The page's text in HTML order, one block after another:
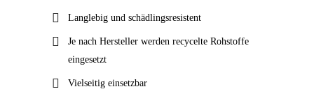
Langlebig und schädlingsresistent
Je nach Hersteller werden recycelte Rohstoffe
eingesetzt
Vielseitig einsetzbar